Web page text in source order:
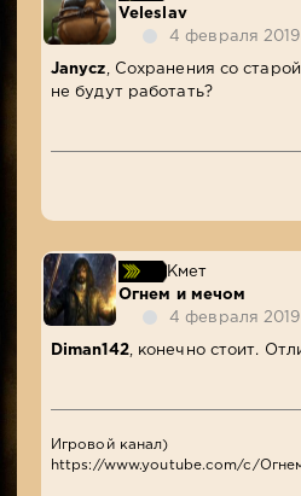
Veleslav
4 февраля
Janycz, Сохранения со
не будут работать?
Кмет
Огнем и мечом
4 февраля
Diman142, конечно стоит.
Игровой канал)
https://www.youtube.com/c/